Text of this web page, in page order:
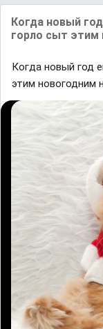
Когда новый
горло сыт этим
Когда новый год
этим новогодним